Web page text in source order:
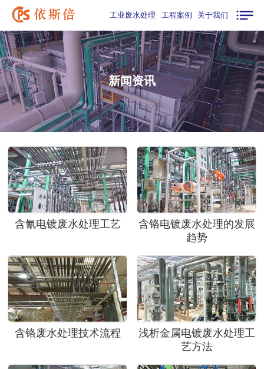
工业废水处理 工程案例 关于我们
新闻资讯
含氰电镀废水处理工艺
含铬电镀废水处理的发展
趋势
含铬废水处理技术流程
浅析金属电镀废水处理工
艺方法